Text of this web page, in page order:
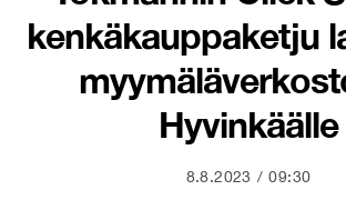
kenkäkauppaketju
Hyvinkäälle
8.8.2023 09:30